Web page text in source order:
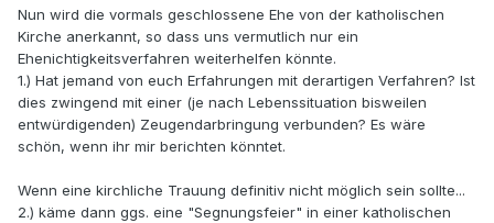
Nun wird die vormals geschlossene Ehe von der katholischen
Kirche anerkannt, so dass uns vermutlich nur ein
Ehenichtigkeitsverfahren weiterhelfen könnte.
1.) Hat jemand von euch Erfahrungen mit derartigen Verfahren? Ist
dies zwingend mit einer (je nach Lebenssituation bisweilen
entwürdigenden) Zeugendarbringung verbunden? Es wäre
schön, wenn ihr mir berichten könntet.
Wenn eine kirchliche Trauung definitiv nicht möglich sein sollte...
2.) käme dann ggs. eine "Segnungsfeier" in einer katholischen